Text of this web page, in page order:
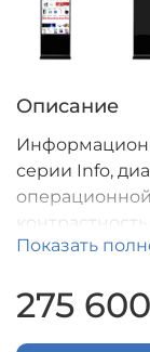
Описание
серии Info,
сенсора
Показать
275